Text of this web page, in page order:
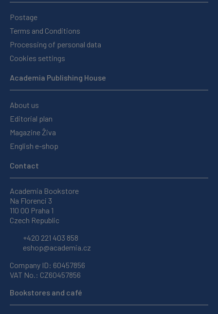
Postage
Terms and Conditions
Processing of personal data
Cookies settings
Academia Publishing House
About us
Editorial plan
Magazine Živa
English e-shop
Contact
Academia Bookstore
Na Florenci 3
110 00 Praha 1
Czech Republic
+420 221 403 858
eshop@academia.cz
Company ID: 60457856
VAT No.: CZ60457856
Bookstores and café